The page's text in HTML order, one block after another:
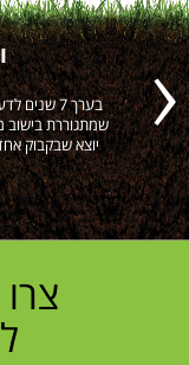
בערך 7
שמתגוררת בישוב
יוצא שבקבוק